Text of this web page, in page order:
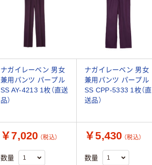
ナガイレーベン 男女
兼用パンツ パープル
SS AY-4213 1枚（直送
品）
ナガイレーベン 男女
兼用パンツ パープル
SS CPP-5333 1枚（直
送品）
￥7,020 （税込）
数量
￥5,430 （税込）
数量